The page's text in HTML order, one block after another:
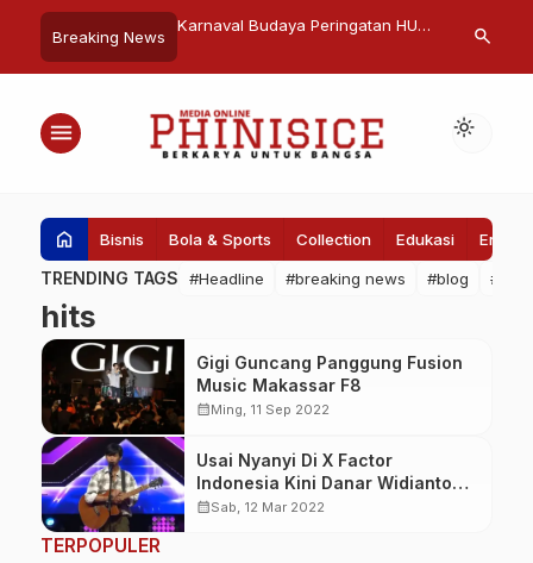
Breaking News
Kota Makassar
Karnaval Budaya Peringatan HUT
dengan Konsep Internasional
Masyarakat
Penilaian
search
menu light_mode
home Bisnis Bola & Sports Collection Edukasi
TRENDING TAGS #Headline #breaking news #blog
hits
Gigi Guncang Panggung Fusion
Music Makassar F8
calendar_monthMing, 11 Sep 2022
Usai Nyanyi Di X Factor
Indonesia Kini Danar Widianto
Trending Youtube
calendar_monthSab, 12 Mar 2022
TERPOPULER